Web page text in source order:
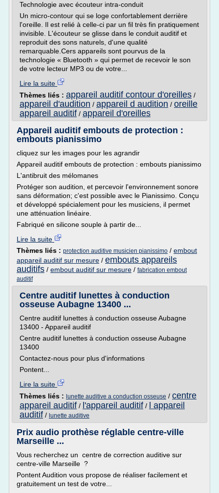
Technologie avec écouteur intra-conduit
Un micro-contour qui se loge confortablement derrière
l'oreille. Il est relié à celle-ci par un fil très fin pratiquement
invisible. L'écouteur se glisse dans le conduit auditif et
reproduit des sons naturels, d'une qualité
remarquable.Cers appareils sont pourvus de la
technologie « Bluetooth » qui permet de recevoir le son
de votre lecteur MP3 ou de votre...
Lire la suite
Thèmes liés : appareil auditif contour d'oreilles /
appareil d'audition / appareil d audition / oreille
appareil auditif / appareil d'oreilles
Appareil auditif embouts de protection :
embouts pianissimo
cliquez sur les images pour les agrandir
Appareil auditif embouts de protection : embouts pianissimo
L'antibruit des mélomanes
Protéger son audition, et percevoir l'environnement sonore
sans déformation; c'est possible avec le Pianissimo. Conçu
et développé spécialement pour les musiciens, il permet
une atténuation linéaire.
Fabriqué en silicone souple à partir de...
Lire la suite
Thèmes liés : protection auditive musicien pianissimo / embout
appareil auditif sur mesure / embouts appareils
auditifs / embout auditif sur mesure / fabrication embout
auditif
Centre auditif lunettes à conduction
osseuse Aubagne 13400 ...
Centre auditif lunettes à conduction osseuse Aubagne
13400 - Appareil auditif
Centre auditif lunettes à conduction osseuse Aubagne
13400
Contactez-nous pour plus d'informations
Pontent...
Lire la suite
Thèmes liés : lunette auditive a conduction osseuse / centre
appareil auditif / l'appareil auditif /
l appareil
auditif / lunette auditive
Prix audio prothèse réglable centre-ville
Marseille ...
Vous recherchez un centre de correction auditive sur
centre-ville Marseille ?
Pontent Audition vous propose de réaliser facilement et
gratuitement un test de votre...